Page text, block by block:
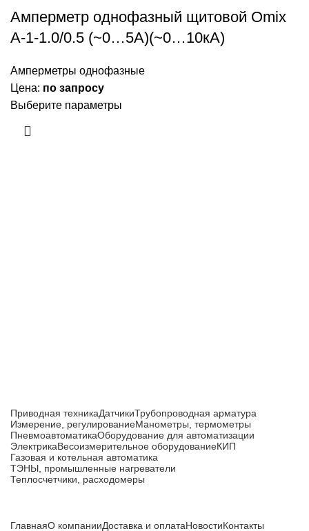
Амперметр однофазный щитовой Omix
A-1-1.0/0.5 (~0…5А)(~0…10кА)
Амперметры однофазные
Цена: по запросу
Выберите параметры
Приводная техникаДатчикиТрубопроводная арматура
Измерение, регулированиеМанометры, термометры
ПневмоавтоматикаОборудование для автоматизации
ЭлектрикаВесоизмерительное оборудованиеКИП
Газовая и котельная автоматика
ТЭНЫ, промышленные нагреватели
Теплосчетчики, расходомеры
ГлавнаяО компанииДоставка и оплатаНовостиКонтакты